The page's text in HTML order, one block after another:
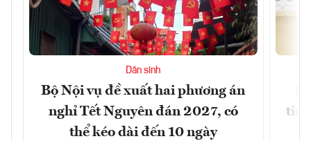
Dân sinh
Bộ Nội vụ đề xuất hai phương án
nghỉ Tết Nguyên đán 2027, có
thể kéo dài đến 10 ngày